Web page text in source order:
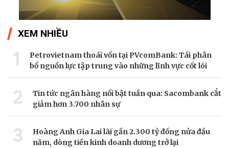
XEM NHIỀU
1
Petrovietnam thoái vốn tại PVcomBank: Tái phân
bổ nguồn lực tập trung vào những lĩnh vực cốt lõi
2
Tin tức ngân hàng nổi bật tuần qua: Sacombank cắt
giảm hơn 3.700 nhân sự
3
Hoàng Anh Gia Lai lãi gần 2.300 tỷ đồng nửa đầu
năm, dòng tiền kinh doanh dương trở lại